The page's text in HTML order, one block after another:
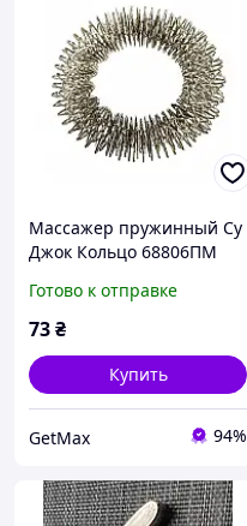
Массажер пружинный Су
Джок Кольцо 68806ПМ
для пальцев рук и тела
Готово к отправке
73₴
Купить
GetMax 94%